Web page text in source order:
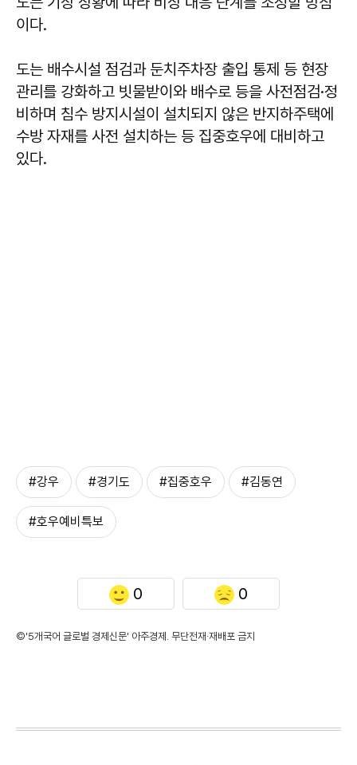
이다.
도는 배수시설 점검과 둔치주차장 출입 통제 등 현장
관리를 강화하고 빗물받이와 배수로 등을 사전점검·정
비하며 침수 방지시설이 설치되지 않은 반지하주택에
수방 자재를 사전 설치하는 등 집중호우에 대비하고
있다.
#강우 #경기도 #집중호우 #김동연
#호우예비특보
0 0
©'5개국어 글로벌 경제신문' 아주경제. 무단전재·재배포 금지